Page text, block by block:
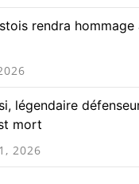
rendra
légendaire
mort
2026